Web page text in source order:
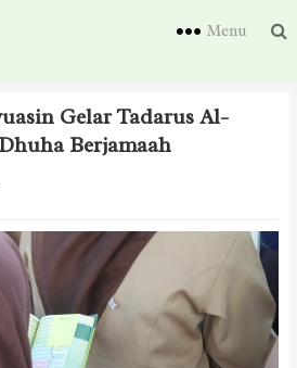
Menu
Gelar Tadarus Al-
Berjamaah